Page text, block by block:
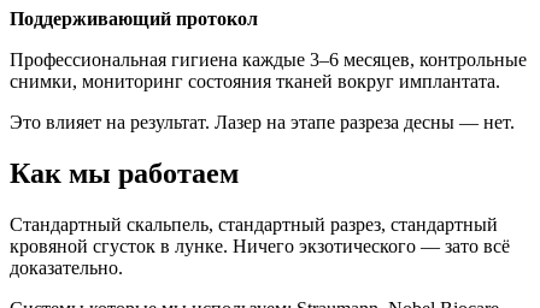
Поддерживающий протокол
Профессиональная гигиена каждые 3–6 месяцев, контрольные
снимки, мониторинг состояния тканей вокруг имплантата.
Это влияет на результат. Лазер на этапе разреза десны — нет.
Как мы работаем
Стандартный скальпель, стандартный разрез, стандартный
кровяной сгусток в лунке. Ничего экзотического — зато всё
доказательно.